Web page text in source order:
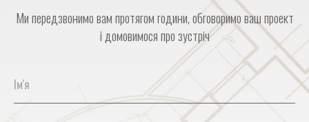
Ми передзвонимо вам протягом години, обговоримо ваш проект
і домовимося про зустріч